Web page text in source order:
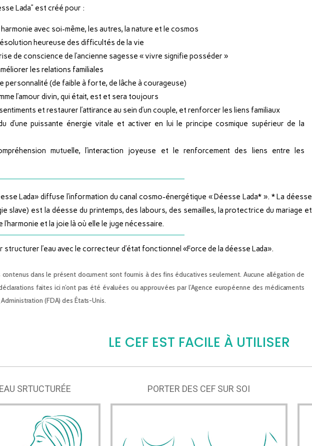
Lada” est créé pour :
avec soi-même, les autres, la nature et le cosmos
heureuse des difficultés de la vie
de conscience de l’ancienne sagesse « vivre signifie posséder »
les relations familiales
personnalité (de faible à forte, de lâche à courageuse)
l’amour divin, qui était, est et sera toujours
et restaurer l’attirance au sein d’un couple, et renforcer les liens familiaux
d’une puissante énergie vitale et activer en lui le principe cosmique supérieur de la
mutuelle, l’interaction joyeuse et le renforcement des liens entre les
Lada» diffuse l’information du canal cosmo-énergétique « Déesse Lada* ». * La déesse
slave) est la déesse du printemps, des labours, des semailles, la protectrice du mariage et
l’harmonie et la joie là où elle le juge nécessaire.
structurer l’eau avec le correcteur d’état fonctionnel «Force de la déesse Lada».
dans le présent document sont fournis à des fins éducatives seulement. Aucune allégation de
faites ici n’ont pas été évaluées ou approuvées par l’Agence européenne des médicaments
(FDA) des États-Unis.
LE CEF EST FACILE À UTILISER
SRTUCTURÉE PORTER DES CEF SUR SOI